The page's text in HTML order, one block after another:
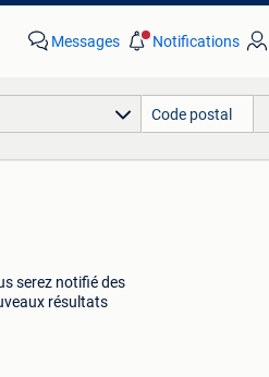
Messages Notifications
serez notifié des
résultats